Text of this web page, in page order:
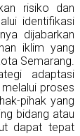
risiko dan
identifikasi
dijabarkan
iklim yang
Semarang.
adaptasi
proses
pihak yang
bidang atau
dapat tepat